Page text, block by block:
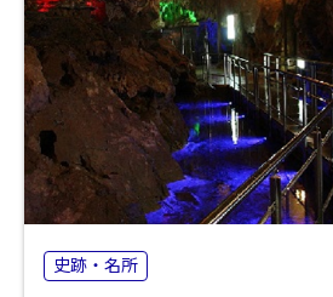
史跡・名所